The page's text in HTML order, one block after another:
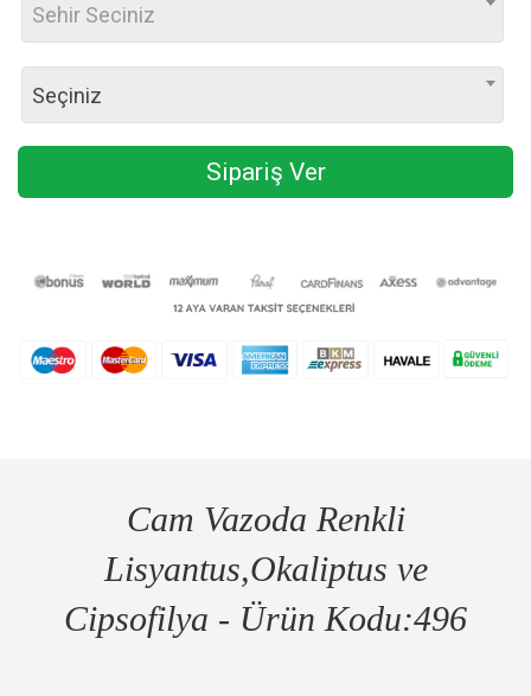
Sehir Seciniz
Seçiniz
Sipariş Ver
Cam Vazoda Renkli
Lisyantus,Okaliptus ve
Cipsofilya - Ürün Kodu:496